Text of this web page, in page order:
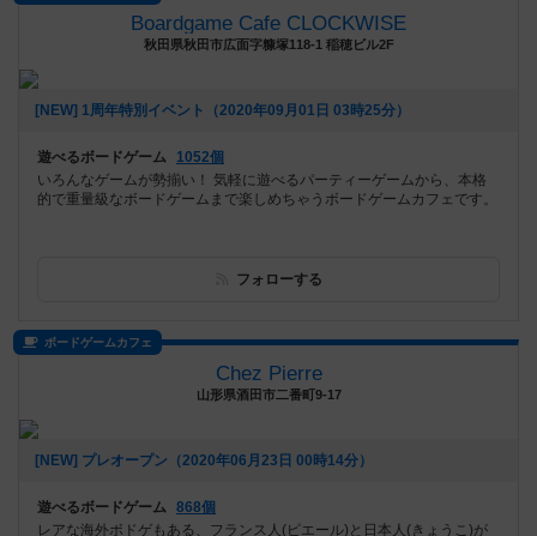
Boardgame Cafe CLOCKWISE
秋田県秋田市広面字糠塚118-1 稲穂ビル2F
[NEW] 1周年特別イベント（2020年09月01日 03時25分）
遊べるボードゲーム
1052個
いろんなゲームが勢揃い！ 気軽に遊べるパーティーゲームから、本格
的で重量級なボードゲームまで楽しめちゃうボードゲームカフェです。
フォローする
ボードゲームカフェ
Chez Pierre
山形県酒田市二番町9-17
[NEW] プレオープン（2020年06月23日 00時14分）
遊べるボードゲーム 868個
レアな海外ボドゲもある、フランス人(ピエール)と日本人(きょうこ)が